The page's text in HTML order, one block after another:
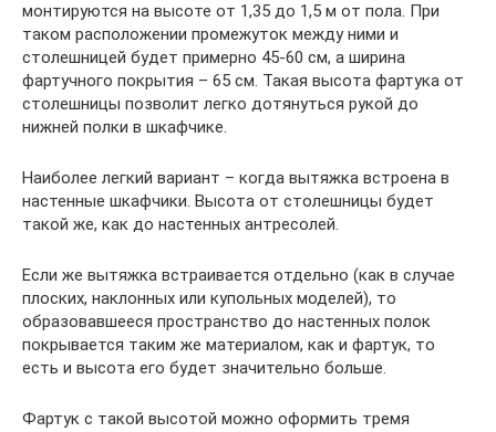
монтируются на высоте от 1,35 до 1,5 м от пола. При
таком расположении промежуток между ними и
столешницей будет примерно 45-60 см, а ширина
фартучного покрытия – 65 см. Такая высота фартука от
столешницы позволит легко дотянуться рукой до
нижней полки в шкафчике.
Наиболее легкий вариант – когда вытяжка встроена в
настенные шкафчики. Высота от столешницы будет
такой же, как до настенных антресолей.
Если же вытяжка встраивается отдельно (как в случае
плоских, наклонных или купольных моделей), то
образовавшееся пространство до настенных полок
покрывается таким же материалом, как и фартук, то
есть и высота его будет значительно больше.
Фартук с такой высотой можно оформить тремя